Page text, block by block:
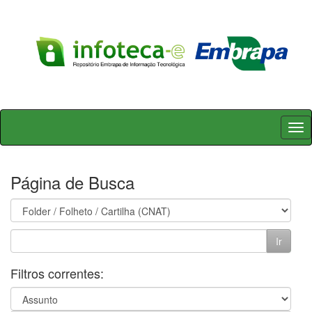
Skip
Página de Busca
Filtros correntes: